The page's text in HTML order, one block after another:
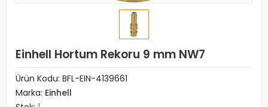
Einhell Hortum Rekoru 9 mm NW7
Ürün Kodu: BFL-EIN-4139661
Marka: Einhell